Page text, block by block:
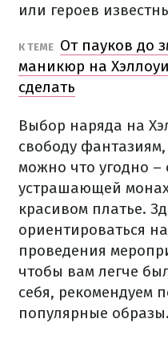
или героев
К ТЕМЕ От пауков до
маникюр на
сделать
Выбор наряда на
свободу
можно что угодно –
устрашающей
красивом платье.
ориентироваться
проведения
чтобы вам легче
себя, рекомендуем
популярные образы.